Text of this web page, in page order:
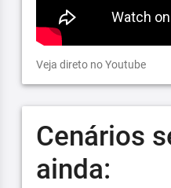
Veja direto no Youtube
Cenários
ainda: